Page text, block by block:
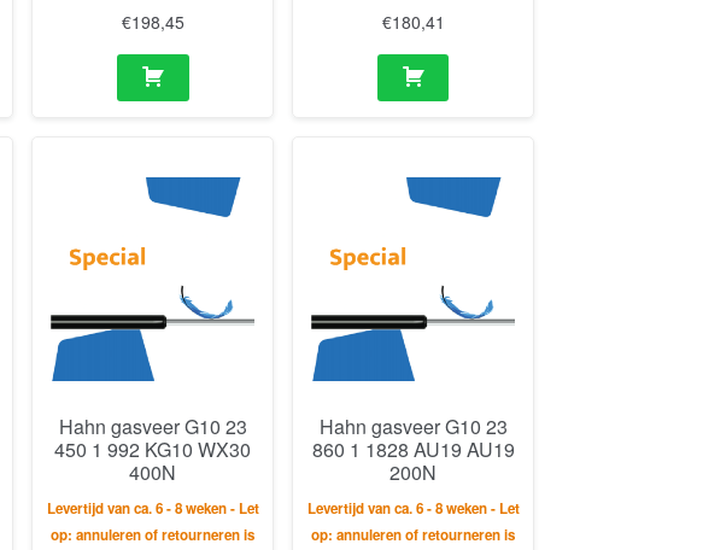
€198,45 €180,41
Hahn gasveer G10 23
450 1 992 KG10 WX30
400N
Levertijd van ca. 6 - 8 weken - Let
op: annuleren of retourneren is
Hahn gasveer G10 23
860 1 1828 AU19 AU19
200N
Levertijd van ca. 6 - 8 weken - Let
op: annuleren of retourneren is